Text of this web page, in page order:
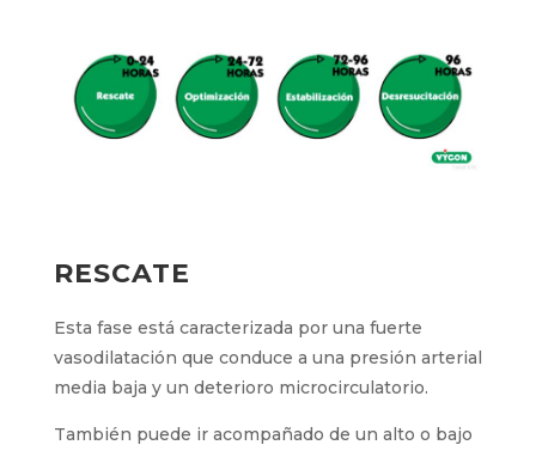
RESCATE
Esta fase está caracterizada por una fuerte
vasodilatación que conduce a una presión arterial
media baja y un deterioro microcirculatorio.
También puede ir acompañado de un alto o bajo